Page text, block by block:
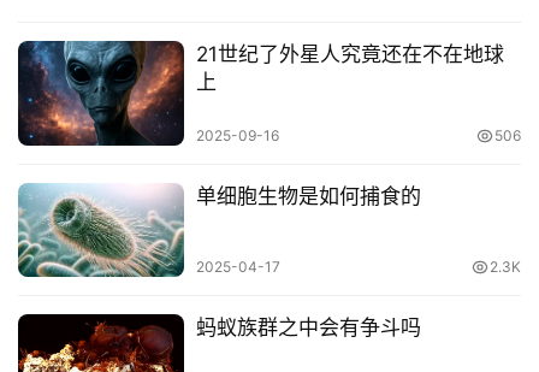
21世纪了外星人究竟还在不在地球
上
2025-09-16 506
单细胞生物是如何捕食的
2025-04-17 2.3K
蚂蚁族群之中会有争斗吗